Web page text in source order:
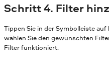
Schritt 4. Filter
Tippen Sie in der Symbolleiste auf
wählen Sie den gewünschten
Filter funktioniert.